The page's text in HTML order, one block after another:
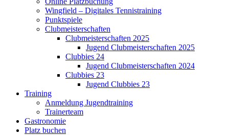
Wingfield – Digitales Tennistraining
Punktspiele
Clubmeisterschaften
Clubmeisterschaften 2025
Jugend Clubmeisterschaften 2025
Clubbies 24
Jugend Clubmeisterschaften 2024
Clubbies 23
Jugend Clubbies 23
Training
Anmeldung Jugendtraining
Trainerteam
Gastronomie
Platz buchen